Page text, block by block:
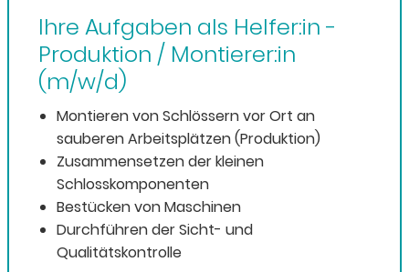
Ihre Aufgaben als Helfer:in -
Produktion / Montierer:in
(m/w/d)
Montieren von Schlössern vor Ort an
sauberen Arbeitsplätzen (Produktion)
Zusammensetzen der kleinen
Schlosskomponenten
Bestücken von Maschinen
Durchführen der Sicht- und
Qualitätskontrolle